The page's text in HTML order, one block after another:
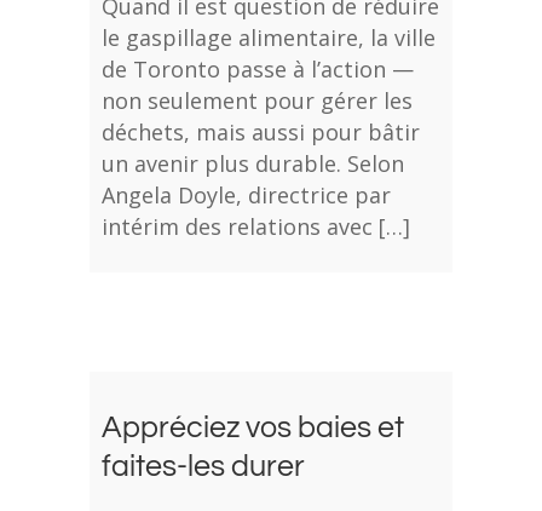
le gaspillage alimentaire, la ville
de Toronto passe à l’action —
non seulement pour gérer les
déchets, mais aussi pour bâtir
un avenir plus durable. Selon
Angela Doyle, directrice par
intérim des relations avec […]
Appréciez vos baies et
faites-les durer